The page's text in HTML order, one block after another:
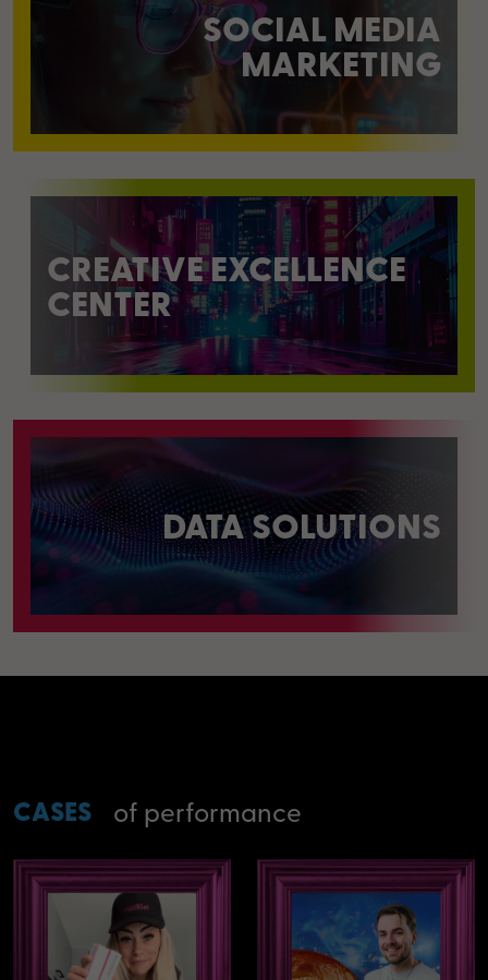
SOCIAL MEDIA
MARKETING
CREATIVE EXCELLENCE
CENTER
DATA SOLUTIONS
CASES of performance